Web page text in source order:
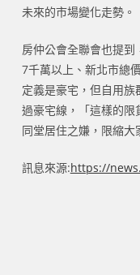
未來的市場變化走勢。
房仲公會全聯會也提
7千萬以上、新北市總
定義是豪宅，但自用
過豪宅線，「這樣的
同堂居住之嫌，限縮大
訊息來源:https://